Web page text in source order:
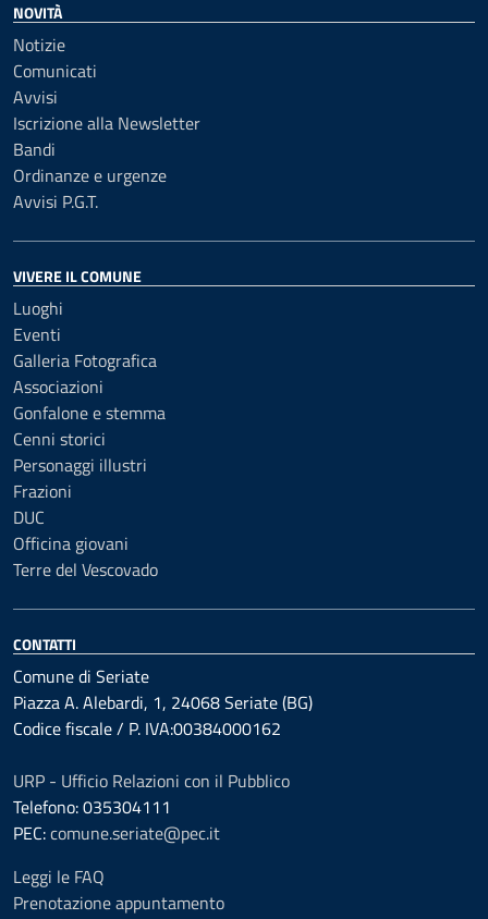
NOVITÀ
Notizie
Comunicati
Avvisi
Iscrizione alla Newsletter
Bandi
Ordinanze e urgenze
Avvisi P.G.T.
VIVERE IL COMUNE
Luoghi
Eventi
Galleria Fotografica
Associazioni
Gonfalone e stemma
Cenni storici
Personaggi illustri
Frazioni
DUC
Officina giovani
Terre del Vescovado
CONTATTI
Comune di Seriate
Piazza A. Alebardi, 1, 24068 Seriate (BG)
Codice fiscale / P. IVA:00384000162
URP - Ufficio Relazioni con il Pubblico
Telefono: 035304111
PEC:comune.seriate@pec.it
Leggi le FAQ
Prenotazione appuntamento